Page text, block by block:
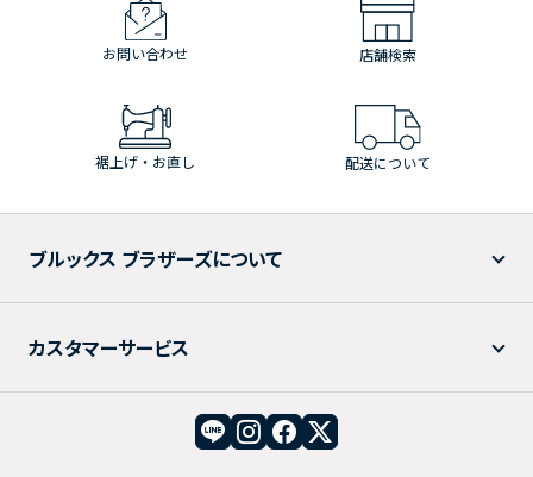
お問い合わせ 店舗検索
裾上げ・お直し 配送について
ブルックス ブラザーズについて
カスタマーサービス